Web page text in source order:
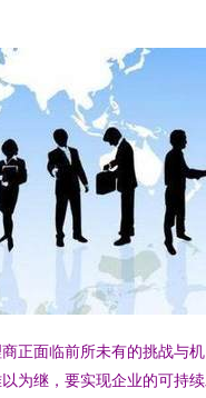
正面临前所未有的挑战与机
为继，要实现企业的可持